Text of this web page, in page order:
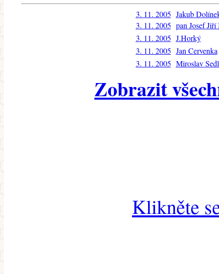
3. 11. 2005 Jakub
3. 11. 2005 pan Josef
3. 11. 2005 J.Horký
3. 11. 2005 Jan Cervenka
3. 11. 2005 Miroslav
Zobrazit
Klikněte